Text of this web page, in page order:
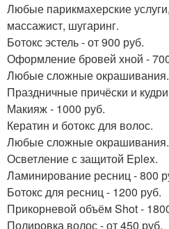
Любые парикмахерские
массажист, шугаринг.
Ботокс эстель - от 900 руб.
Оформление бровей хной -
Любые сложные окрашивания.
Праздничные причёски и
Макияж - 1000 руб.
Кератин и ботокс для волос.
Любые сложные окрашивания.
Осветление с защитой Eplex.
Ламинирование ресниц - 800
Ботокс для ресниц - 1200 руб.
Прикорневой объём Shot -
Полировка волос - от 450 руб.